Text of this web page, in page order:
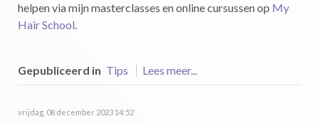
helpen via mijn masterclasses en online cursussen op My
Hair School.
Gepubliceerd in Tips Lees meer...
vrijdag, 08 december 2023 14:52